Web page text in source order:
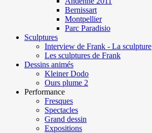
Bernissart
Montpellier
Parc Paradisio
Sculptures
Interview de Frank - La sculpture
Les sculptures de Frank
Dessins animés
Kleiner Dodo
Ours plume 2
Performance
Fresques
Spectacles
Grand dessin
Expositions